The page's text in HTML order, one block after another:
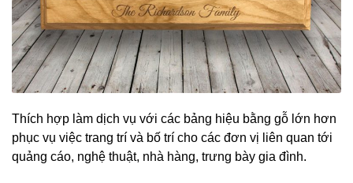
Thích hợp làm dịch vụ với các bảng hiệu bằng gỗ lớn hơn
phục vụ việc trang trí và bố trí cho các đơn vị liên quan tới
quảng cáo, nghệ thuật, nhà hàng, trưng bày gia đình.